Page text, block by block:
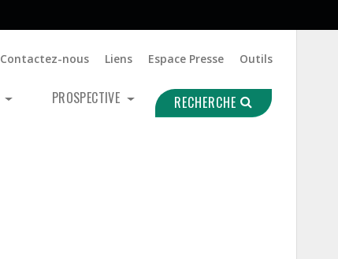
Contactez-nous Liens Espace Presse Outils
PROSPECTIVE RECHERCHE